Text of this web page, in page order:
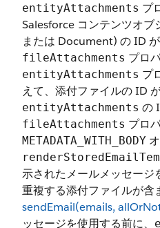
entityAttachments プ
Salesforce コンテンツオ
または Document) の ID が
fileAttachments プロ
entityAttachments プ
えて、添付ファイルの ID
entityAttachments の
fileAttachments プロ
METADATA_WITH_BODY
示されたメールメッセージ
重複する添付ファイルが含
sendEmail(emails,
ッセージを使用する前に、